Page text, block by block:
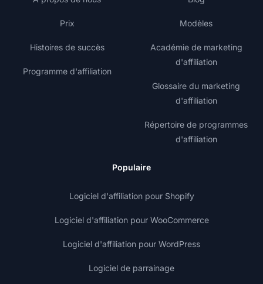
Prix
Histoires de succès
Programme d'affiliation
Modèles
Académie de marketing
d'affiliation
Glossaire du marketing
d'affiliation
Répertoire de programmes
d'affiliation
Populaire
Logiciel d'affiliation pour Shopify
Logiciel d'affiliation pour WooCommerce
Logiciel d'affiliation pour WordPress
Logiciel de parrainage